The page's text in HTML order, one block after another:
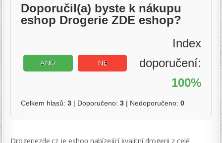
Doporučil(a) byste k nákupu
eshop Drogerie ZDE eshop?
ANO NE
Index
doporučení:
100%
Celkem hlasů:3 | Doporučeno:3 | Nedoporučeno:0
Drogeriezde.cz je eshop nabízející kvalitní drogerii z celé